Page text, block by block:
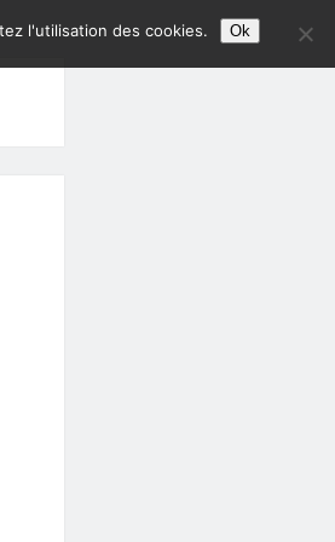
l'utilisation des cookies. Ok